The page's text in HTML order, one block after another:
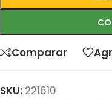
Comparar
SKU: 221610